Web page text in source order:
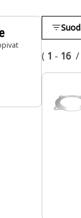
( 1 - 16 /